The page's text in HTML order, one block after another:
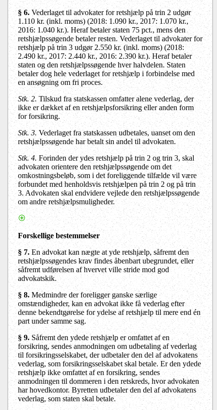
§ 6.Vederlaget til advokater for retshjælp på trin 2 udgør
1.110 kr. (inkl. moms) (2018: 1.090 kr., 2017: 1.070 kr.,
2016: 1.040 kr.). Heraf betaler staten 75 pct., mens den
retshjælpssøgende betaler resten. Vederlaget til advokater for
retshjælp på trin 3 udgør 2.550 kr. (inkl. moms) (2018:
2.490 kr., 2017: 2.440 kr., 2016: 2.390 kr.). Heraf betaler
staten og den retshjælpssøgende hver halvdelen. Staten
betaler dog hele vederlaget for retshjælp i forbindelse med
en ansøgning om fri proces.
Stk. 2. Tilskud fra statskassen omfatter alene vederlag, der
ikke er dækket af en retshjælpsforsikring eller anden form
for forsikring.
Stk. 3. Vederlaget fra statskassen udbetales, uanset om den
retshjælpssøgende har betalt sin andel til advokaten.
Stk. 4.Forinden der ydes retshjælp på trin 2 og trin 3, skal
advokaten orientere den retshjælpssøgende om det
omkostningsbeløb, som i det foreliggende tilfælde vil være
forbundet med henholdsvis retshjælpen på trin 2 og på trin
3. Advokaten skal endvidere vejlede den retshjælpssøgende
om andre retshjælpsmuligheder.
Forskellige bestemmelser
§ 7.En advokat kan nægte at yde retshjælp, såfremt den
retshjælpssøgendes krav findes åbenbart ubegrundet, eller
såfremt udførelsen af hvervet ville stride mod god
advokatskik.
§ 8.Medmindre der foreligger ganske særlige
omstændigheder, kan en advokat ikke få vederlag efter
denne bekendtgørelse for ydelse af retshjælp til mere end én
part under samme sag.
§ 9.Såfremt den ydede retshjælp er omfattet af en
forsikring, sendes anmodningen om udbetaling af vederlag
til forsikringsselskabet, der udbetaler den del af advokatens
vederlag, som forsikringsselskabet skal betale. Er den ydede
retshjælp ikke omfattet af en forsikring, sendes
anmodningen til dommeren i den retskreds, hvor advokaten
har hovedkontor. Byretten udbetaler den del af advokatens
vederlag, som staten skal betale.